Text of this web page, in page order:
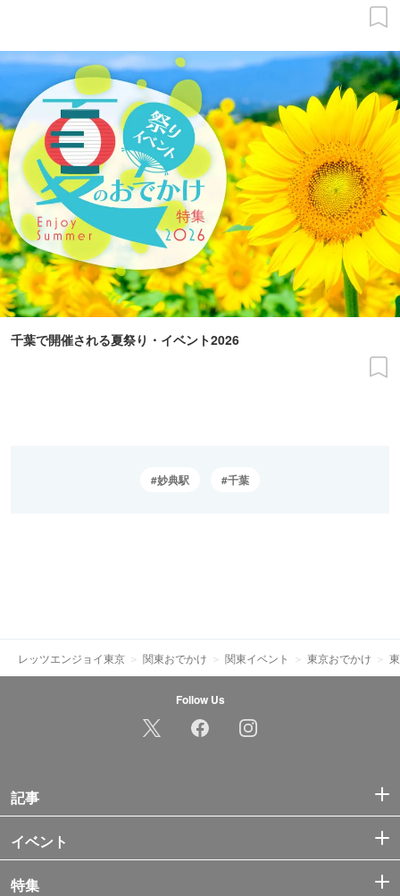
千葉で開催される夏祭り・イベント2026
妙典駅 千葉
レッツエンジョイ東京 関東おでかけ 関東イベント 東京おでかけ
Follow Us
記事
イベント
特集